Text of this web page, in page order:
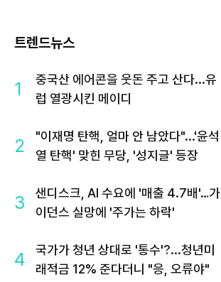
트렌드뉴스
1
중국산 에어콘을 웃돈 주고 산다...유
럽 열광시킨 메이디
2
"이재명 탄핵, 얼마 안 남았다"...'윤석
열 탄핵' 맞힌 무당, '성지글' 등장
3
샌디스크, AI 수요에 '매출 4.7배'…가
이던스 실망에 '주가는 하락'
4
국가가 청년 상대로 '통수'?...청년미
래적금 12% 준다더니 "응, 오류야"